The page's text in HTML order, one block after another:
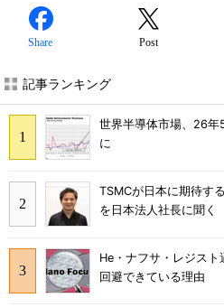
Share Post
記事ランキング
世界半導体市場、26
に
TSMCが日本に期待す
を日本法人社長に聞く
He・ナフサ・レジス
回避できている理由